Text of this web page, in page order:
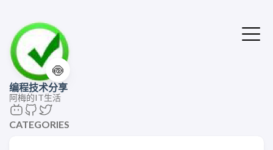
🍥
编程技术分享
阿梅的IT生活
CATEGORIES